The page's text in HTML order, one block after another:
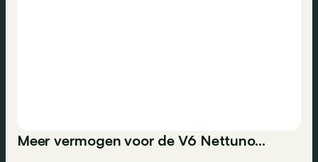
Meer vermogen voor de V6 Nettuno…